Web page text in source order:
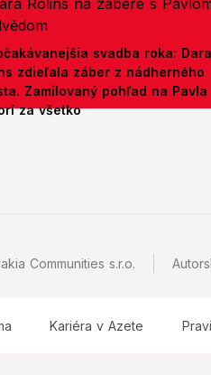
svadba roka: Dara
zdieľala záber z nádherného
Zamilovaný pohľad na Pavla
za všetko
Communities s.r.o.
Kariéra v Azete